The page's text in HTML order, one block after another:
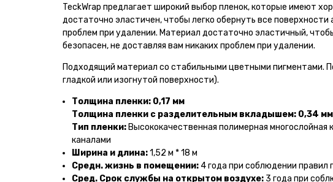
TeckWrap предлагает широкий выбор пленок, которые имеют
достаточно эластичен, чтобы легко обернуть все
проблем при удалении. Материал достаточно эластичный,
безопасен, не доставляя вам никаких проблем при удалении.
Подходящий материал со стабильными цветными пигментами.
гладкой или изогнутой поверхности).
Толщина пленки: 0,17 мм
Толщина пленки с разделительным вкладышем: 0,34 мм
Тип пленки: Высококачественная полимерная
каналами
Ширина и длина:1,52 м * 18 м
Средн. жизнь в помещении:4 года при соблюдении правил
Сред. Срок службы на открытом воздухе: 3 года при